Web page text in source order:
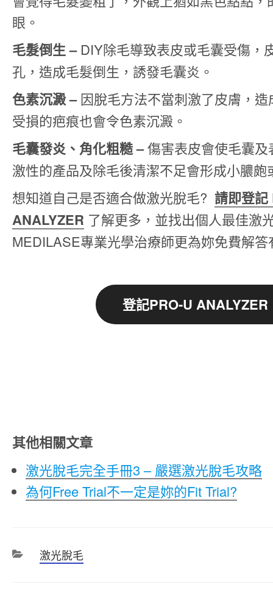
眼。
毛髮倒生 – DIY除毛導致表皮或毛囊受傷，
孔，造成毛髮倒生，誘發毛囊炎。
色素沉澱 –因脫毛方法不當刺激了皮膚，
受損的疤痕也會令色素沉澱。
毛囊發炎、角化粗糙 –傷害表皮會使毛囊
激性的產品及除毛後清潔不足會形成小膿皰
想知道自己是否適合做激光脫毛? 請即登記
ANALYZER 了解更多，並找出個人最佳激
MEDILASE專業光學治療師更為妳免費解
登記PRO-U ANALYZER
其他相關文章
激光脫毛完全手冊3 – 嚴選激光脫毛攻略
為何Free Trial不一定是妳的Fit Trial?
分
激光脫毛